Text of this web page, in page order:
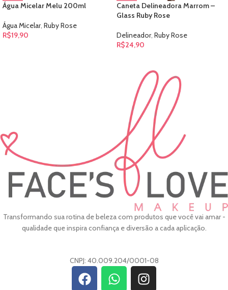
Água Micelar Melu 200ml
Água Micelar, Ruby Rose
R$19,90
Caneta Delineadora Marrom –
Glass Ruby Rose
Delineador, Ruby Rose
R$24,90
Transformando sua rotina de beleza com produtos que você vai amar -
qualidade que inspira confiança e diversão a cada aplicação.
CNPJ: 40.009.204/0001-08